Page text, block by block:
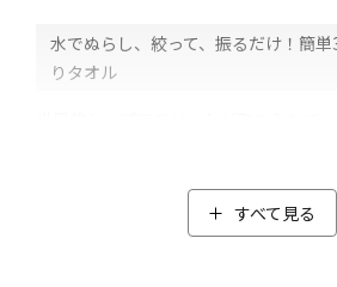
水でぬらし、絞って、振るだけ！簡
りタオル
タオルとしてだけでなく、首元で留め
付きなのでフーディーとして、頭から
すべて見る